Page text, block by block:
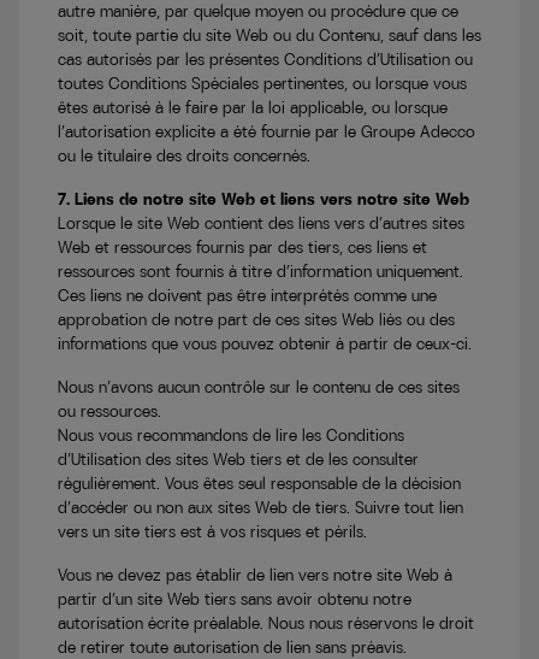
autre manière, par quelque moyen ou procédure que ce
soit, toute partie du site Web ou du Contenu, sauf dans les
cas autorisés par les présentes Conditions d’Utilisation ou
toutes Conditions Spéciales pertinentes, ou lorsque vous
êtes autorisé à le faire par la loi applicable, ou lorsque
l’autorisation explicite a été fournie par le Groupe Adecco
ou le titulaire des droits concernés.
7. Liens de notre site Web et liens vers notre site Web
Lorsque le site Web contient des liens vers d’autres sites
Web et ressources fournis par des tiers, ces liens et
ressources sont fournis à titre d’information uniquement.
Ces liens ne doivent pas être interprétés comme une
approbation de notre part de ces sites Web liés ou des
informations que vous pouvez obtenir à partir de ceux-ci.
Nous n’avons aucun contrôle sur le contenu de ces sites
ou ressources.
Nous vous recommandons de lire les Conditions
d’Utilisation des sites Web tiers et de les consulter
régulièrement. Vous êtes seul responsable de la décision
d’accéder ou non aux sites Web de tiers. Suivre tout lien
vers un site tiers est à vos risques et périls.
Vous ne devez pas établir de lien vers notre site Web à
partir d’un site Web tiers sans avoir obtenu notre
autorisation écrite préalable. Nous nous réservons le droit
de retirer toute autorisation de lien sans préavis.